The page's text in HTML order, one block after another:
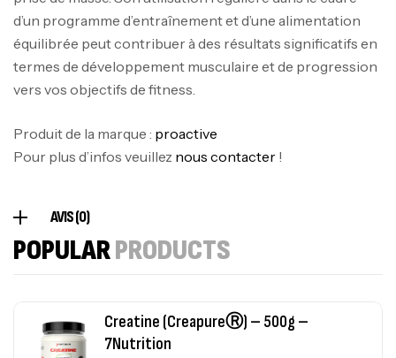
d’un programme d’entraînement et d’une alimentation
équilibrée peut contribuer à des résultats significatifs en
termes de développement musculaire et de progression
vers vos objectifs de fitness.
Produit de la marque : proactive
Pour plus d’infos veuillez nous contacter !
AVIS (0)
POPULARPRODUCTS
CREATINE
د.ت126
د.ت269
Autres
د.ت
Creatine (CreapureⓇ) – 500g –
7Nutrition